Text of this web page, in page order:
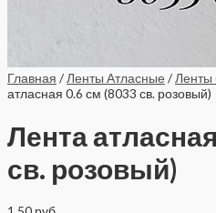
Главная / Ленты Атласные / Ленты
атласная 0.6 см (8033 св. розовый)
Лента
св. розовый)